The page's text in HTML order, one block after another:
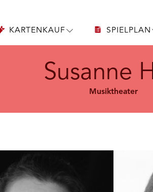
KARTENKAUF UNTERMENÜSPIELPLAN
Susanne
Musiktheater